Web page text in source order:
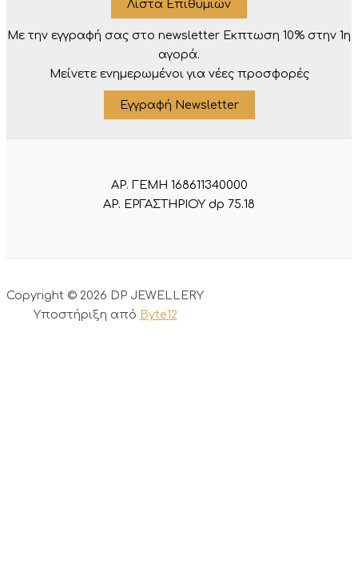
Λίστα Επιθυμιών
Με την εγγραφή σας στο newsletter Eκπτωση 10% στην 1η
αγορά.
Μείνετε ενημερωμένοι για νέες προσφορές
Εγγραφή Newsletter
ΑΡ. ΓΕΜΗ 168611340000
ΑΡ. ΕΡΓΑΣΤΗΡΙΟΥ dp 75.18
Copyright © 2026 DP JEWELLERY
Υποστήριξη από Byte12